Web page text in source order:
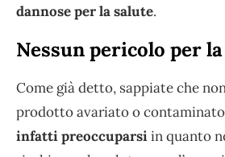
dannose per la salute.
Nessun pericolo per
Come già detto, sappiate che
prodotto avariato o
infatti preoccuparsiin quanto